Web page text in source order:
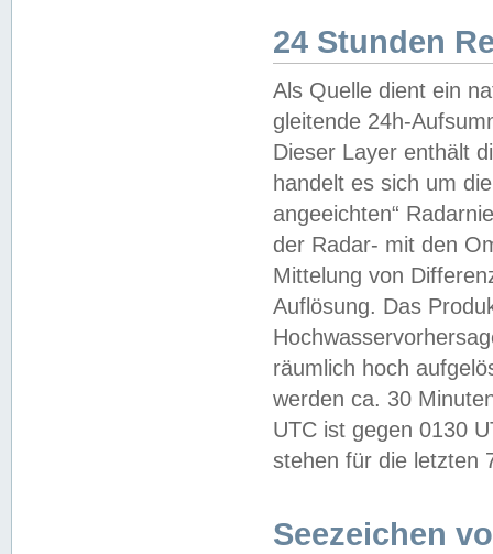
24 Stunden
Als Quelle dient ein
gleitende 24h-
Dieser Layer enthält
handelt es sich um
angeeichten“
der Radar- mit den
Mittelung von
Auflösung. Das
räumlich hoch
werden ca. 30
UTC ist gegen 0130
stehen für die letzten
Seezeichen